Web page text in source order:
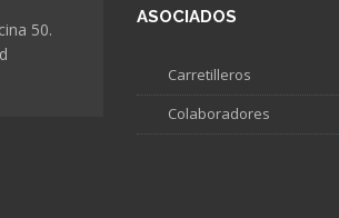
50.
ASOCIADOS
Carretilleros
Colaboradores